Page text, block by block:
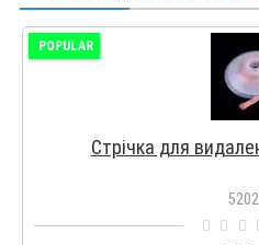
POPULAR
Стрічка для